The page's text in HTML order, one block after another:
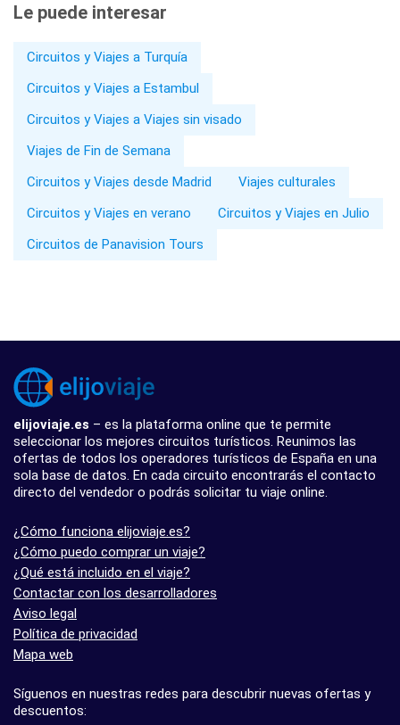
Le puede interesar
Circuitos y Viajes a Turquía
Circuitos y Viajes a Estambul
Circuitos y Viajes a Viajes sin visado
Viajes de Fin de Semana
Circuitos y Viajes desde Madrid
Viajes culturales
Circuitos y Viajes en verano
Circuitos y Viajes en Julio
Circuitos de Panavision Tours
elijoviaje.es – es la plataforma online que te permite
seleccionar los mejores circuitos turísticos. Reunimos las
ofertas de todos los operadores turísticos de España en una
sola base de datos. En cada circuito encontrarás el contacto
directo del vendedor o podrás solicitar tu viaje online.
¿Cómo funciona elijoviaje.es?
¿Cómo puedo comprar un viaje?
¿Qué está incluido en el viaje?
Contactar con los desarrolladores
Aviso legal
Política de privacidad
Mapa web
Síguenos en nuestras redes para descubrir nuevas ofertas y
descuentos: